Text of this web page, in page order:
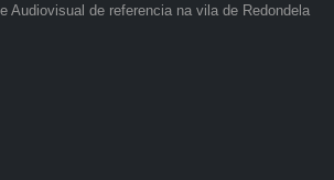
Audiovisual de referencia na vila de Redondela